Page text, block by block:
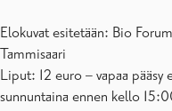
Elokuvat esitetään: Bio
Tammisaari
Liput: 12 euro – vapaa pääsy
sunnuntaina ennen kello